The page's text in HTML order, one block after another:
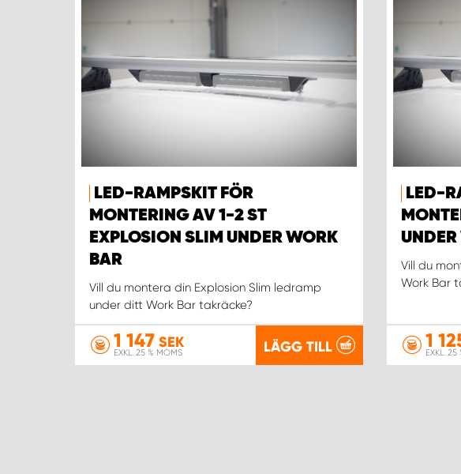
LED-RAMPSKIT FÖR
MONTERING AV 1-2 ST
EXPLOSION SLIM UNDER WORK
BAR
Vill du montera din Explosion Slim ledramp
under ditt Work Bar takräcke?
1 147 SEK
EXKL. 25 % MOMS LÄGG TILL
LED-
Vill du
Work Bar
1
EXKL. 25